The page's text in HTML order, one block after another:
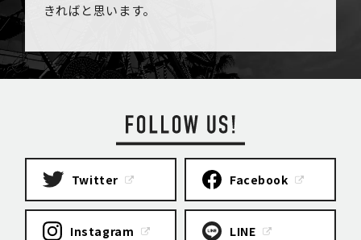
きればと思います。
Twitter Facebook
Instagram LINE